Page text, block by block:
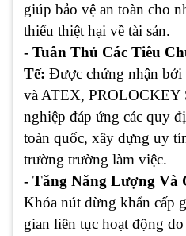
giúp bảo vệ an toàn cho
thiểu thiệt hại về tài sản.
- Tuân Thủ Các Tiêu
Tế: Được chứng nhận
và ATEX, PROLOCKEY
nghiệp đáp ứng các quy
toàn quốc, xây dựng uy
trường trường làm việc.
- Tăng Năng Lượng Và
Khóa nút dừng khẩn cấp
gian liên tục hoạt động